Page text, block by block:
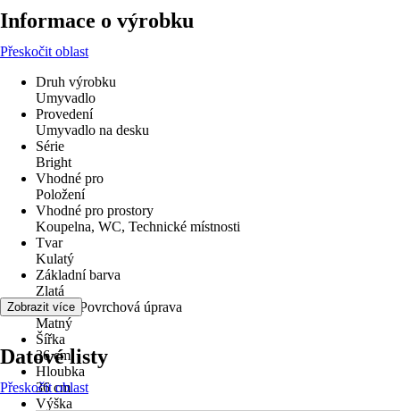
Informace o výrobku
Přeskočit oblast
Druh výrobku
Umyvadlo
Provedení
Umyvadlo na desku
Série
Bright
Vhodné pro
Položení
Vhodné pro prostory
Koupelna, WC, Technické místnosti
Tvar
Kulatý
Základní barva
Zlatá
Povrch/Povrchová úprava
Matný
Šířka
36 cm
Hloubka
36 cm
Výška
Zobrazit více
Datové listy
Přeskočit oblast